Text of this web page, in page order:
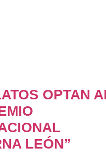
OPTAN
LEÓN”